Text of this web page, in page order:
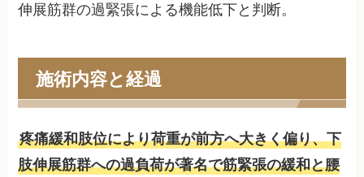
伸展筋群の過緊張による機能低下と判断。
施術内容と経過
疼痛緩和肢位により荷重が前方へ大きく偏り、下
肢伸展筋群への過負荷が著名で筋緊張の緩和と腰